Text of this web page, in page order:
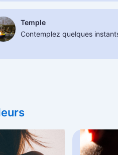
Temple
Contemplez quelques